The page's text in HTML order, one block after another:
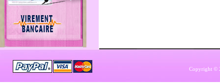
Copyright ©